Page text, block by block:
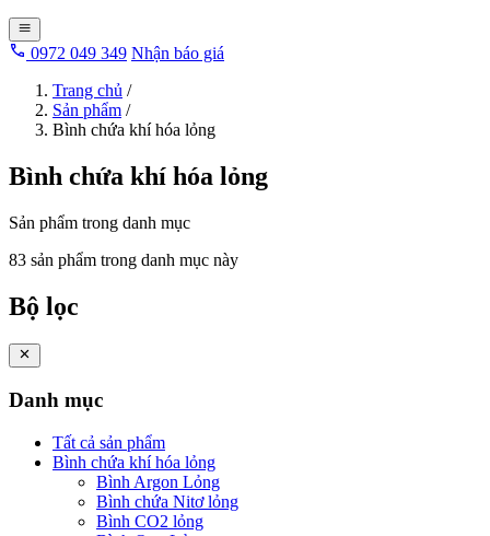
0972 049 349 Nhận báo giá
Trang chủ /
Sản phẩm /
Bình chứa khí hóa lỏng
Bình chứa khí hóa lỏng
Sản phẩm trong danh mục
83 sản phẩm trong danh mục này
Bộ lọc
Danh mục
Tất cả sản phẩm
Bình chứa khí hóa lỏng
Bình Argon Lỏng
Bình chứa Nitơ lỏng
Bình CO2 lỏng